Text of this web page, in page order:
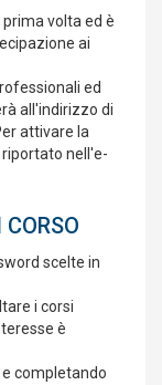
volta ed è
ai
ed
all'indirizzo di
attivare la
nell'e-
scelte in
i corsi
è
completando